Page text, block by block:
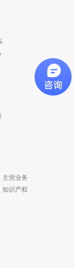
主营业务
知识产权